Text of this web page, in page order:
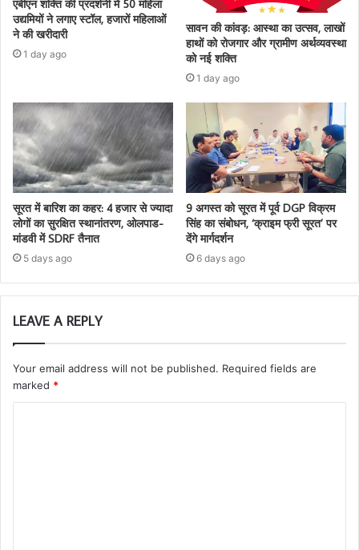
एबीएन शक्ति की प्रदर्शनी में 50 महिला
उद्यमियों ने लगाए स्टॉल, हजारों महिलाओं
ने की खरीदारी
1 day ago
सावन की कांवड़: आस्था का उत्सव, लाखों
हाथों को रोजगार और ग्रामीण अर्थव्यवस्था
को नई शक्ति
1 day ago
सूरत में बारिश का कहर: 4 हजार से ज्यादा
लोगों का सुरक्षित स्थानांतरण, ओलपाड-
मांडवी में SDRF तैनात
5 days ago
9 अगस्त को सूरत में पूर्व DGP विक्रम
सिंह का संबोधन, ‘क्राइम फ्री सूरत’ पर
देंगे मार्गदर्शन
6 days ago
LEAVE A REPLY
Your email address will not be published. Required fields are
marked *